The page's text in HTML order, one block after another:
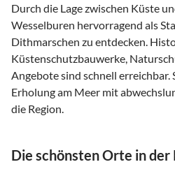
Durch die Lage zwischen Küste
Wesselburen hervorragend als
Dithmarschen zu entdecken.
Küstenschutzbauwerke,
Angebote sind schnell erreichbar.
Erholung am Meer mit
die Region.
Die schönsten Orte in der